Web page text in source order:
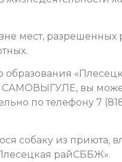
мест,
вы
по телефону 7
собаку из приюта,
райСББЖ».